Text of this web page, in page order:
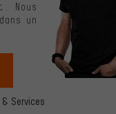
Services
Nous
un